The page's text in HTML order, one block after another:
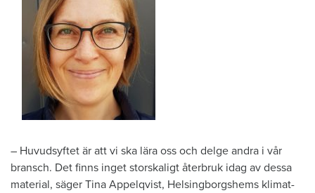
– Huvudsyftet är att vi ska lära oss och delge andra i vår
bransch. Det finns inget storskaligt återbruk idag av dessa
material, säger Tina Appelqvist, Helsingborgshems klimat-